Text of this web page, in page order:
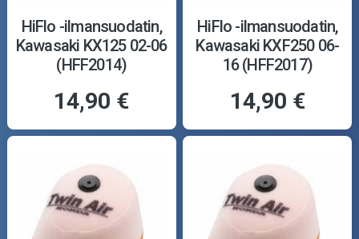
HiFlo -ilmansuodatin,
Kawasaki KX125 02-06
(HFF2014)
14,90 €
HiFlo -ilmansuodatin,
Kawasaki KXF250 06-
16 (HFF2017)
14,90 €